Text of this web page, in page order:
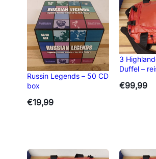
Russin Legends – 50 CD
box
€19,99
3
Duffel –
€99,99